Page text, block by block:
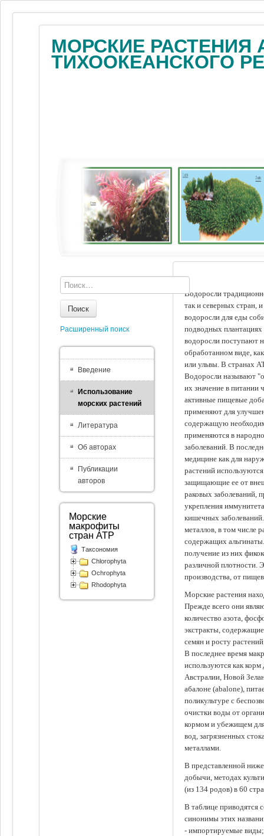
МОРСКИЕ РАСТЕНИЯ
ТИХООКЕАНСКОГО
Водоросли
так и северных стран,
водоросли для еды
подводных
водоросли поступают
обработанном виде,
или ульвы. В странах
Водоросли называют
их значение в питании
активные пищевые
применяют для
содержащую
применяются в
заболеваний. В
медицине как для
растений
защищающие ее от
раковых заболеваний,
укрепления
кишечных
металлов, в том числе
содержащих
получение из них
различной плотности.
производства, от
Морские растения
Прежде всего они
количество азота,
экстракты,
семян и росту
В последнее время
используются как
Австралии, Новой
абалоне (abalone),
поликультуре с
очистки воды от
кормом и убежищем
вод, загрязненных
металлами.
В представленной
добычи, методах
(из 134 родов) в 60
В таблице приводятся
синонимы этих
- импортируемые
Поиск
Расширенный поиск
Введение
Использование
морских растений
Литература
Об авторах
Публикации
авторов
Морские
макрофиты
стран АТР
Таксономия
Chlorophyta
Ochrophyta
Rhodophyta